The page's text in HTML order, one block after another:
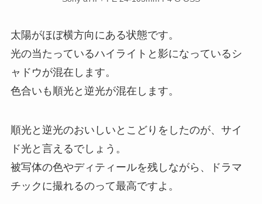
太陽がほぼ横方向にある状態です。
光の当たっているハイライトと影になっているシ
ャドウが混在します。
色合いも順光と逆光が混在します。
順光と逆光のおいしいとこどりをしたのが、サイ
ド光と言えるでしょう。
被写体の色やディティールを残しながら、ドラマ
チックに撮れるのって最高ですよ。